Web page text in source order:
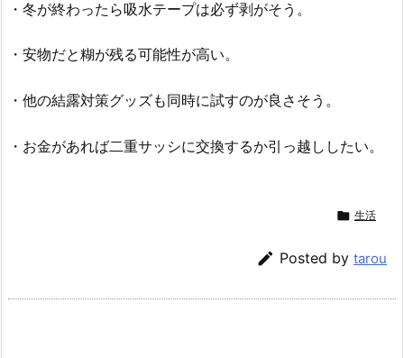
・冬が終わったら吸水テープは必ず剥がそう。
・安物だと糊が残る可能性が高い。
・他の結露対策グッズも同時に試すのが良さそう。
・お金があれば二重サッシに交換するか引っ越ししたい。
 生活
 Posted by tarou